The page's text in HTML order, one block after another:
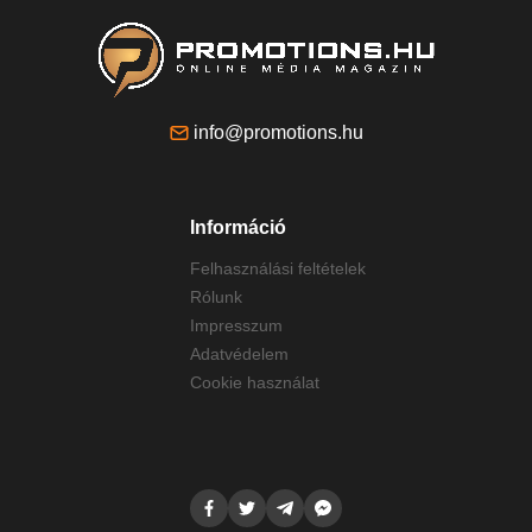
info@promotions.hu
Információ
Felhasználási feltételek
Rólunk
Impresszum
Adatvédelem
Cookie használat